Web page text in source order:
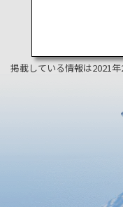
掲載している情報は2021年